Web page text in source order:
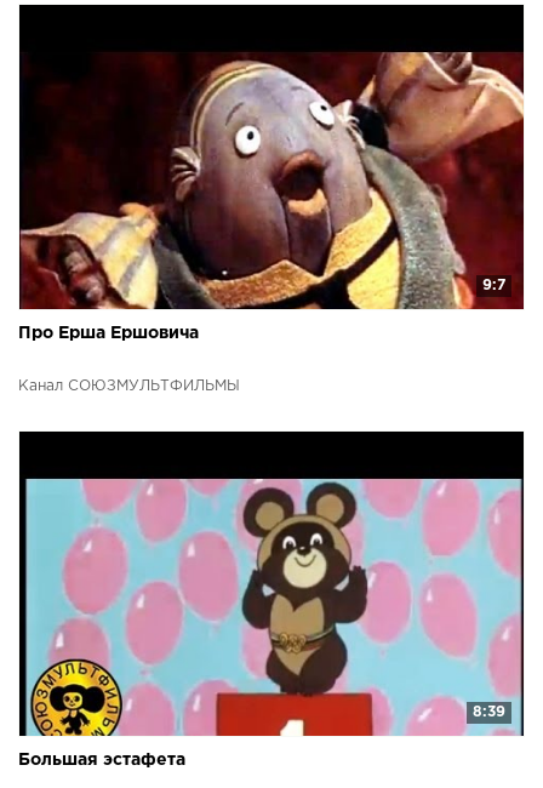
9:7
Про Ерша Ершовича
Канал СОЮЗМУЛЬТФИЛЬМЫ
8:39
Большая эстафета